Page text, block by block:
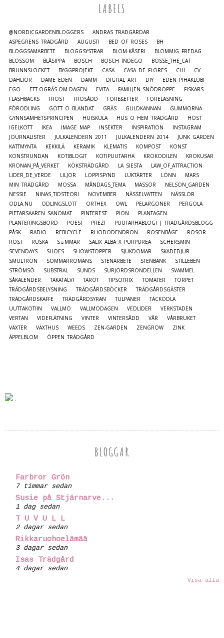
LABELS
@NORDICGARDENBLOGGERS
ANDRAS TRÄDGÅRDAR
ASPEGRENS TRÄDGÅRD
AUGUSTI BED OF ROSES
BH
BLOGGSAMARBETE
BLOGGSYSTRAR BLOM-KÅSERI
BLOMMIG FREDAG
BLOSSOM
BLÅSIPPA BOSCH BOSCH INDEGO
BOSSE_THE_CAT
BRUNNSLOCKET
BYGGPROJEKT CASA CASA DE FLORES CHI
CV
DAHLIOR
DAME EDEN DAMM DIGITAL ART DIY
EDEN PIHAKLUBI
EGO
ETT.OGRÄS.OM.DAGEN EVITA FAMILJEN_SNÖDROPPE
FISKARS
FLASHBACKS
FROST FRÖSÅDD FÖRE&EFTER
FÖRELÄSNING
FÖRODLING
GOTT O BLANDAT GRÄS GULDKANNAN
GUMMORNA
GYNNSAMHETSPRINCIPEN
HUISKULA HUS O HEM TRÄDGÅRD
HÖST
IGELKOTT
IKEA IMAGE MAP INSEKTER INSPIRATION
INSTAGRAM
JOURNALISTER
JULKALENDERN 2011 JULKALENDERN 2014
JUNK GARDEN
KATTMYNTA
KEKKILÄ KERAMIK KLEMATIS KOMPOST
KONST
KONSTRUNDAN
KOTIBLOGIT KOTIPUUTARHA KROKODILEN
KROKUSAR
KRONAN_PÅ_VERKET
KÖKSTRÄDGÅRD LA SIESTA
LAW_OF_ATTRACTION
LIDER_DE_VERDE
LILJOR LOPPISFYND LUKTÄRTER LÖNN
MARS
MIN TRÄDGÅRD
MOSSA MÅNDAGS_TEMA MÄSSOR
NELSON_GARDEN
NESSIE
NINAS_TIDSTEORI NOVEMBER NÄSSELVATTEN
NÄSSLOR
ODLA.NU
ODLINGSLOTT ORTHEX OWL PELARGONER
PERGOLA
PIETARSAAREN SANOMAT
PINTEREST PION
PLANTAGEN
PLANTERINGSBORD
POESI PREZI
PUUTARHABLOGI | TRÄDGÅRDSBLOGG
PÅSK
RADIO REBICYCLE RHODODENDRON ROSENBÅGE
ROSOR
ROST
RUSKA S☼MMAR SALIX ALBA X PURPUREA
SCHERSMIN
SEVENDAYS
SHOES SHOWSTOPPER SJUKDOMAR
SKADEDJUR
SMULTRON
SOMMARROMANS STENARBETE STENBÄNK
STILLEBEN
STRÖMSÖ
SUBSTRAL SUNDS SURJORDSRONDELLEN
SVAMMEL
SÅKALENDER
TAKATALVI TAROT TIPSOTRIX TOMATER
TORPET
TRÄDGÅRDSBELYSNING
TRÄDGÅRDSBÖCKER
TRÄDGÅRDSGÄSTER
TRÄDGÅRDSKAFFE
TRÄDGÅRDSYRAN TULPANER
TÄCKODLA
UUTTAKOTIIN
VALLMO VALLMODAGEN VEDLIDER
VERKSTADEN
VERTAN
VIDEFLÄTNING VINTER VINTERSÅDD VÅR
VÅRBRUKET
VÄXTER
VÄXTHUS WEEDS ZEN-GARDEN ZENGROW
ZINK
ÄPPELBLOM
ÖPPEN TRÄDGÅRD
BLOGGAR
Farbror Grön
7 timmar sedan
Susie på Stjärnarve...
1 dag sedan
T U V U L L
2 dagar sedan
Rikkaruohoelämää
3 dagar sedan
Isas Trädgård
4 dagar sedan
Visa alla